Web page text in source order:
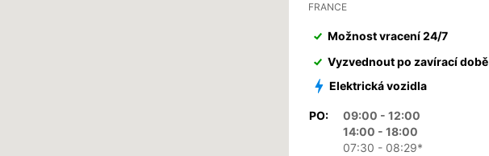
FRANCE
Možnost vracení 24/7
Vyzvednout po zavírací době
Elektrická vozidla
PO:
09:00 - 12:00
14:00 - 18:00
07:30 - 08:29*